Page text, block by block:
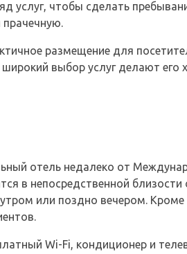
услуг, чтобы сделать
прачечную.
размещение для
выбор услуг делают его
отель недалеко от
в непосредственной близости
или поздно вечером. Кроме
Wi-Fi, кондиционер и